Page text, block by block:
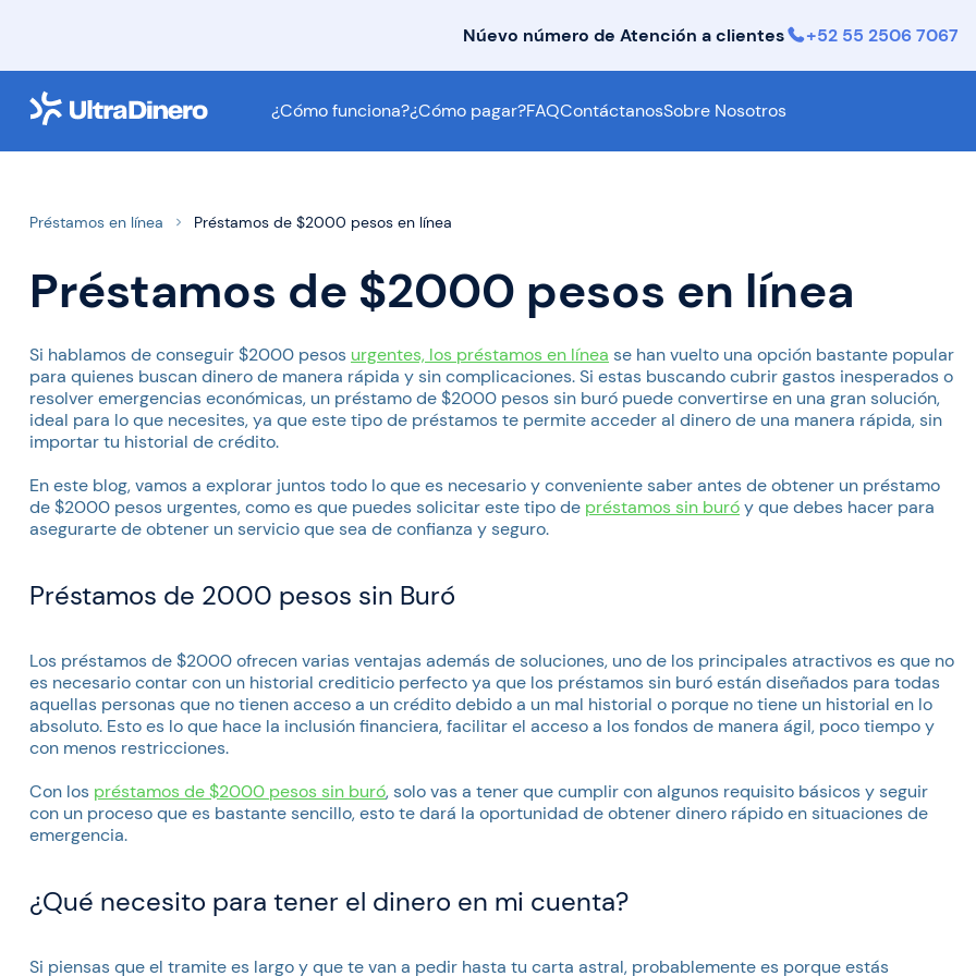
Núevo número de Atención a clientes +52 55 2506 7067
¿Cómo funciona?¿Cómo pagar?FAQContáctanosSobre Nosotros
¿Cómo funciona?
¿Cómo pagar?
Contáctanos
Préstamos en línea Préstamos de $2000 pesos en línea
Préstamos de $2000 pesos en línea
Si hablamos de conseguir $2000 pesos urgentes, los préstamos en línea se han vuelto una opción bastante popular
para quienes buscan dinero de manera rápida y sin complicaciones. Si estas buscando cubrir gastos inesperados o
resolver emergencias económicas, un préstamo de $2000 pesos sin buró puede convertirse en una gran solución,
ideal para lo que necesites, ya que este tipo de préstamos te permite acceder al dinero de una manera rápida, sin
importar tu historial de crédito.
En este blog, vamos a explorar juntos todo lo que es necesario y conveniente saber antes de obtener un préstamo
de $2000 pesos urgentes, como es que puedes solicitar este tipo de préstamos sin buróy que debes hacer para
asegurarte de obtener un servicio que sea de confianza y seguro.
Préstamos de 2000 pesos sin Buró
Los préstamos de $2000 ofrecen varias ventajas además de soluciones, uno de los principales atractivos es que no
es necesario contar con un historial crediticio perfecto ya que los préstamos sin buró están diseñados para todas
aquellas personas que no tienen acceso a un crédito debido a un mal historial o porque no tiene un historial en lo
absoluto. Esto es lo que hace la inclusión financiera, facilitar el acceso a los fondos de manera ágil, poco tiempo y
con menos restricciones.
Con los préstamos de $2000 pesos sin buró, solo vas a tener que cumplir con algunos requisito básicos y seguir
con un proceso que es bastante sencillo, esto te dará la oportunidad de obtener dinero rápido en situaciones de
emergencia.
¿Qué necesito para tener el dinero en mi cuenta?
Si piensas que el tramite es largo y que te van a pedir hasta tu carta astral, probablemente es porque estás